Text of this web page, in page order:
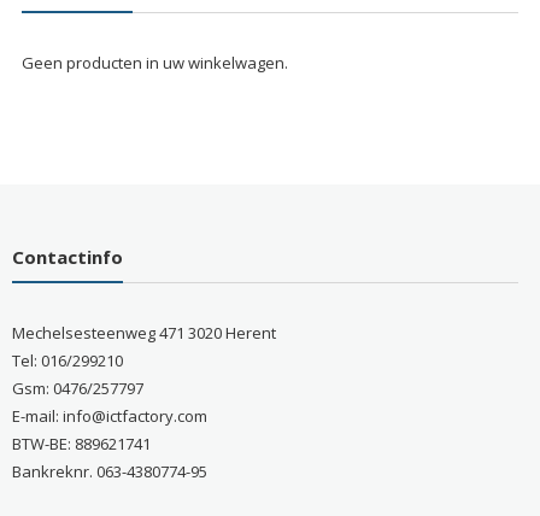
Geen producten in uw winkelwagen.
Contactinfo
Mechelsesteenweg 471 3020 Herent
Tel: 016/299210
Gsm: 0476/257797
E-mail: info@ictfactory.com
BTW-BE: 889621741
Bankreknr. 063-4380774-95